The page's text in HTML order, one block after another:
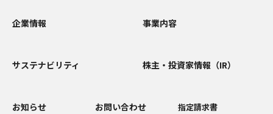
企業情報 事業内容
サステナビリティ 株主・投資家情報（IR）
お知らせ お問い合わせ 指定請求書